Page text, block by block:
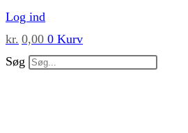
Skip
to
content
Log ind
kr. 0,00 0 Kurv
Søg